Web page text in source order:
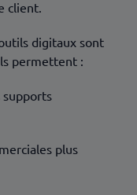
client.
digitaux sont
permettent :
supports
plus